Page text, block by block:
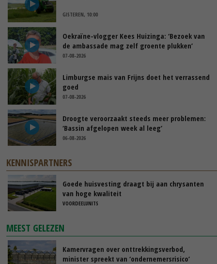
GISTEREN, 10:00
Oekraïne-vlogger Kees Huizinga: ‘Bezoek van
de ambassade mag zelf groente plukken’
07-08-2026
Limburgse mais van Frijns doet het verrassend
goed
07-08-2026
Droogte veroorzaakt steeds meer problemen:
‘Bassin afgelopen week al leeg’
06-08-2026
KENNISPARTNERS
Goede huisvesting draagt bij aan chrysanten
van hoge kwaliteit
VOORDEELUNITS
MEEST GELEZEN
Kamervragen over onttrekkingsverbod,
minister spreekt van ‘ondernemersrisico’